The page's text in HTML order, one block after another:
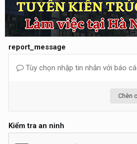
report_message
Tùy chọn nhập tin nhắn với báo
Chèn
Kiểm tra an ninh